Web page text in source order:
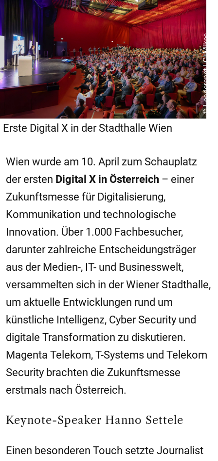
© Leadersnet | C. Mikes
Erste Digital X in der Stadthalle Wien
Wien wurde am 10. April zum Schauplatz
der ersten Digital X in Österreich – einer
Zukunftsmesse für Digitalisierung,
Kommunikation und technologische
Innovation. Über 1.000 Fachbesucher,
darunter zahlreiche Entscheidungsträger
aus der Medien-, IT- und Businesswelt,
versammelten sich in der Wiener Stadthalle,
um aktuelle Entwicklungen rund um
künstliche Intelligenz, Cyber Security und
digitale Transformation zu diskutieren.
Magenta Telekom, T-Systems und Telekom
Security brachten die Zukunftsmesse
erstmals nach Österreich.
Keynote-Speaker Hanno Settele
Einen besonderen Touch setzte Journalist